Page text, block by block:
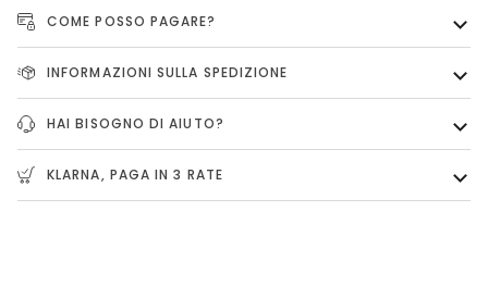
COME POSSO PAGARE?
INFORMAZIONI SULLA SPEDIZIONE
HAI BISOGNO DI AIUTO?
KLARNA, PAGA IN 3 RATE